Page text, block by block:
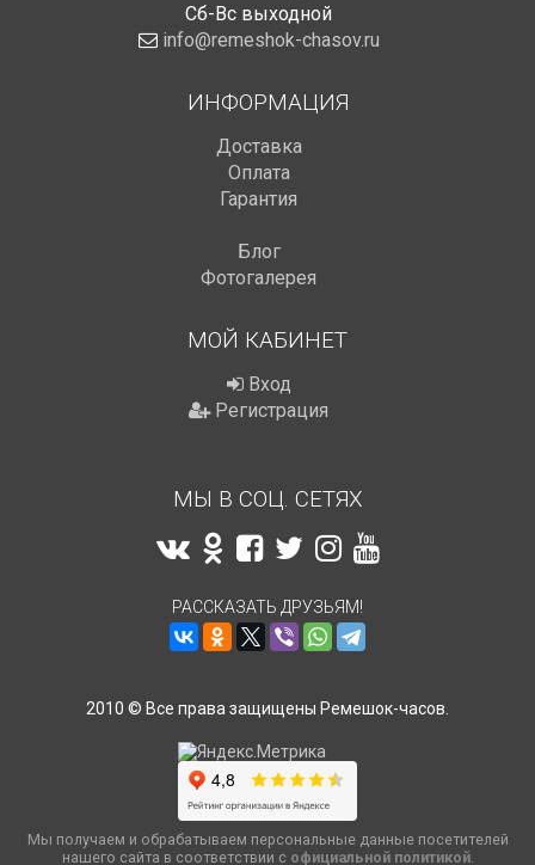
Сб-Вс выходной
info@remeshok-chasov.ru
ИНФОРМАЦИЯ
Доставка
Оплата
Гарантия
Блог
Фотогалерея
МОЙ КАБИНЕТ
Вход
Регистрация
МЫ В СОЦ. СЕТЯХ
РАССКАЗАТЬ ДРУЗЬЯМ!
2010 © Все права защищены Ремешок-часов.
Мы получаем и обрабатываем персональные данные посетителей
нашего сайта в соответствии с официальной политикой.